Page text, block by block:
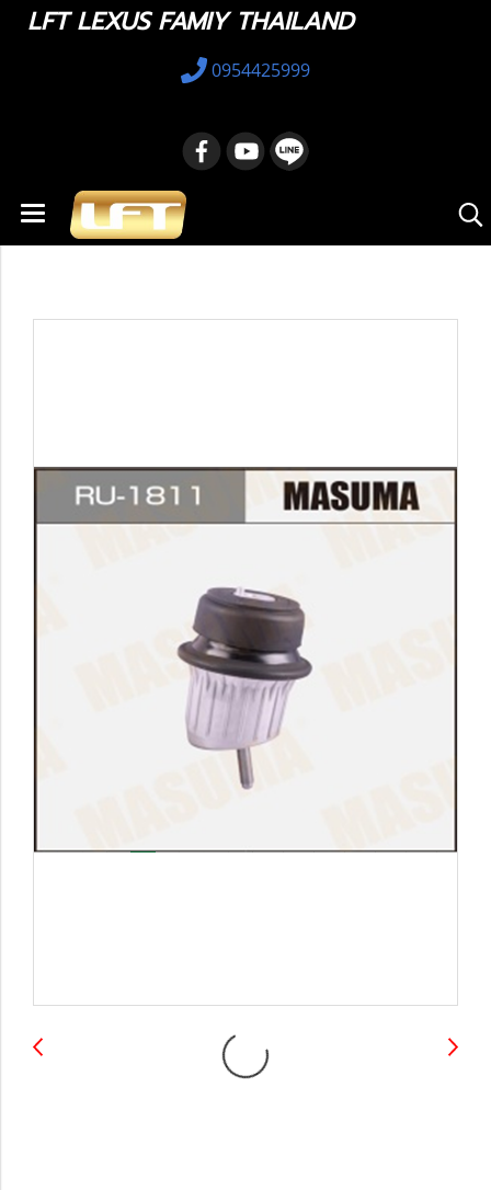
LFT LEXUS FAMIY THAILAND
0954425999